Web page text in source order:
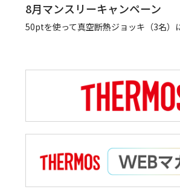
8月マンスリーキャンペーン
50ptを使って真空断熱ジョッキ（3名）